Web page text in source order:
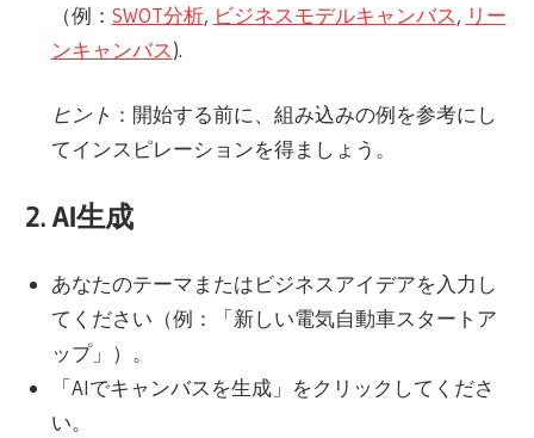
（例： SWOT分析, ビジネスモデルキャンバス, リー
ンキャンバス).
ヒント ：開始する前に、組み込みの例を参考にし
てインスピレーションを得ましょう。
2. AI生成
あなたのテーマまたはビジネスアイデアを入力し
てください（例：「新しい電気自動車スタートア
ップ」）。
「AIでキャンバスを生成」をクリックしてくださ
い。